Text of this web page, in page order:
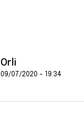
Orli
09/07/2020 - 19:34